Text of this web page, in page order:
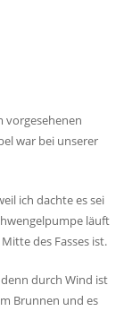
vorgesehenen
war bei unserer
ich dachte es sei
läuft
des Fasses ist.
durch Wind ist
Brunnen und es